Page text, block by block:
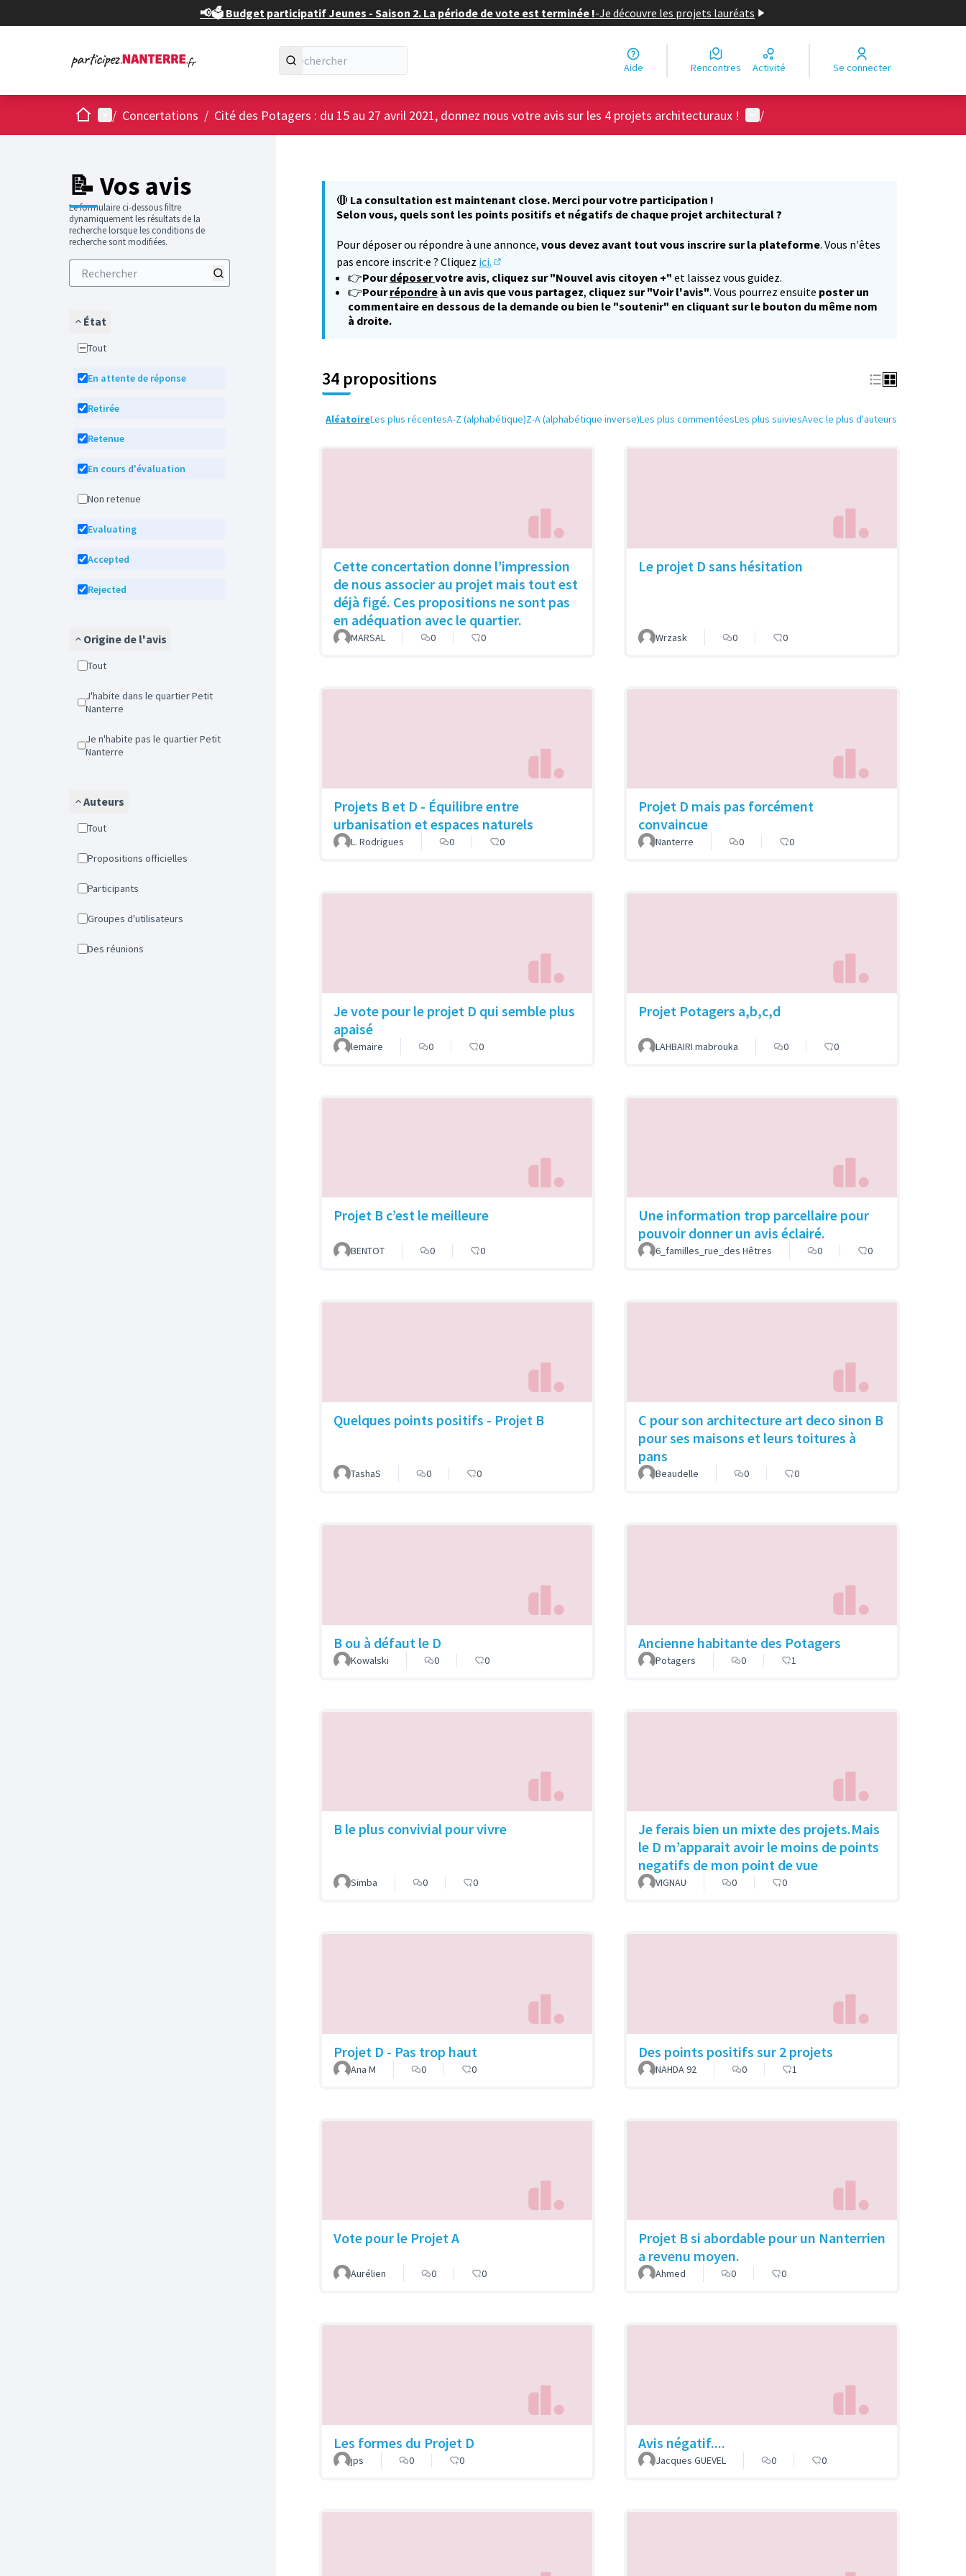
📢🗳️ Budget participatif Jeunes - Saison 2. La période de vote est terminée !-Je découvre les projets lauréats
Aide Rencontres Activité Se connecter
AccueilMenu principal
/ Concertations / Cité des Potagers : du 15 au 27 avril 2021, donnez nous votre avis sur les 4 projets architecturaux ! Menu utilisateur
/
📝 Vos avis
Le formulaire ci-dessous filtre
dynamiquement les résultats de la
recherche lorsque les conditions de
recherche sont modifiées.
État
Tout
En attente de réponse
Retirée
Retenue
En cours d'évaluation
Non retenue
Evaluating
Accepted
Rejected
Origine de l'avis
Tout
J'habite dans le quartier Petit
Nanterre
Je n'habite pas le quartier Petit
Nanterre
Auteurs
Tout
Propositions officielles
Participants
Groupes d'utilisateurs
Des réunions
🔴 La consultation est maintenant close. Merci pour votre participation !
Selon vous, quels sont les points positifs et négatifs de chaque projet architectural ?
Pour déposer ou répondre à une annonce, vous devez avant tout vous inscrire sur la plateforme. Vous n'êtes
pas encore inscrit·e ? Cliquez ici.
(S'ouvre dans un nouvel onglet)
👉Pourdéposervotre avis, cliquez sur "Nouvel avis citoyen +" et laissez vous guidez.
👉Pourrépondre à un avis que vous partagez, cliquez sur "Voir l'avis". Vous pourrez ensuite poster un
commentaire en dessous de la demande ou bien le "soutenir" en cliquant sur le bouton du même nom
à droite.
34 propositions
AléatoireLes plus récentesA-Z (alphabétique)Z-A (alphabétique inverse)Les plus commentéesLes plus suiviesAvec le plus d'auteurs
Cette concertation donne l’impression
de nous associer au projet mais tout est
déjà figé. Ces propositions ne sont pas
en adéquation avec le quartier.
MARSAL 0 0
Le projet D sans hésitation
Wrzask 0 0
Projets B et D - Équilibre entre
urbanisation et espaces naturels
L. Rodrigues 0 0
Projet D mais pas forcément
convaincue
Nanterre 0 0
Je vote pour le projet D qui semble plus
apaisé
lemaire 0 0
Projet Potagers a,b,c,d
LAHBAIRI mabrouka 0 0
Projet B c’est le meilleure
BENTOT 0 0
Une information trop parcellaire pour
pouvoir donner un avis éclairé.
6_familles_rue_des Hêtres 0 0
Quelques points positifs - Projet B
TashaS 0 0
C pour son architecture art deco sinon B
pour ses maisons et leurs toitures à
pans
Beaudelle 0 0
B ou à défaut le D
Kowalski 0 0
Ancienne habitante des Potagers
Potagers 0 1
B le plus convivial pour vivre
Simba 0 0
Je ferais bien un mixte des projets.Mais
le D m’apparait avoir le moins de points
negatifs de mon point de vue
VIGNAU 0 0
Projet D - Pas trop haut
Ana M 0 0
Des points positifs sur 2 projets
NAHDA 92 0 1
Vote pour le Projet A
Aurélien 0 0
Projet B si abordable pour un Nanterrien
a revenu moyen.
Ahmed 0 0
Les formes du Projet D
jps 0 0
Avis négatif....
Jacques GUEVEL 0 0